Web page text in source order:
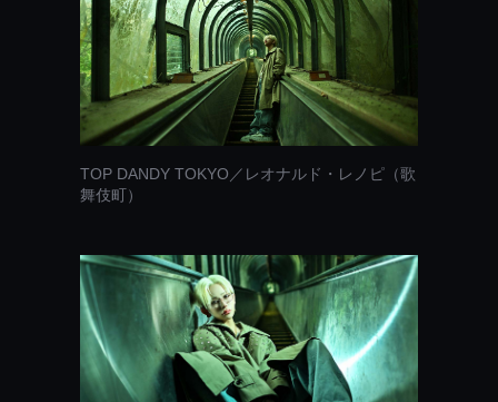
TOP DANDY TOKYO／レオナルド・レノピ（歌
舞伎町）